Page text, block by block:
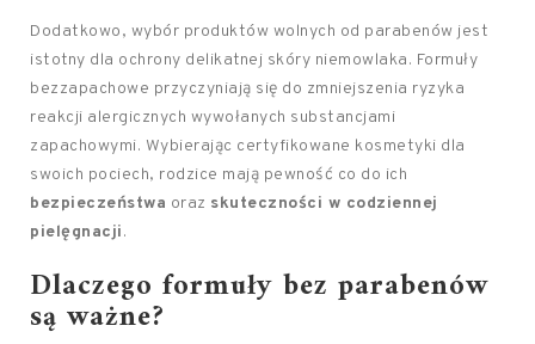
Dodatkowo, wybór produktów wolnych od parabenów jest
istotny dla ochrony delikatnej skóry niemowlaka. Formuły
bezzapachowe przyczyniają się do zmniejszenia ryzyka
reakcji alergicznych wywołanych substancjami
zapachowymi. Wybierając certyfikowane kosmetyki dla
swoich pociech, rodzice mają pewność co do ich
bezpieczeństwa oraz skuteczności w codziennej
pielęgnacji.
Dlaczego formuły bez parabenów
są ważne?